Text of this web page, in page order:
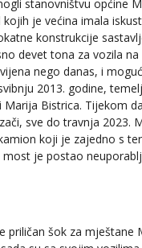
stanovništvu općine
je većina imala
konstrukcije
devet tona za vozila
nego danas, i
2013. godine,
Bistrica. Tijekom
sve do travnja 2023.
koji je zajedno s
je postao
šok za mještane